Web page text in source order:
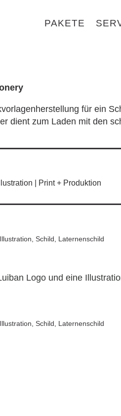
PAKETE
für ein
dient zum Laden mit den
| Print + Produktion
Logo und eine